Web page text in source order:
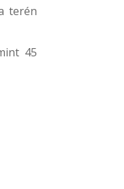
terén
45